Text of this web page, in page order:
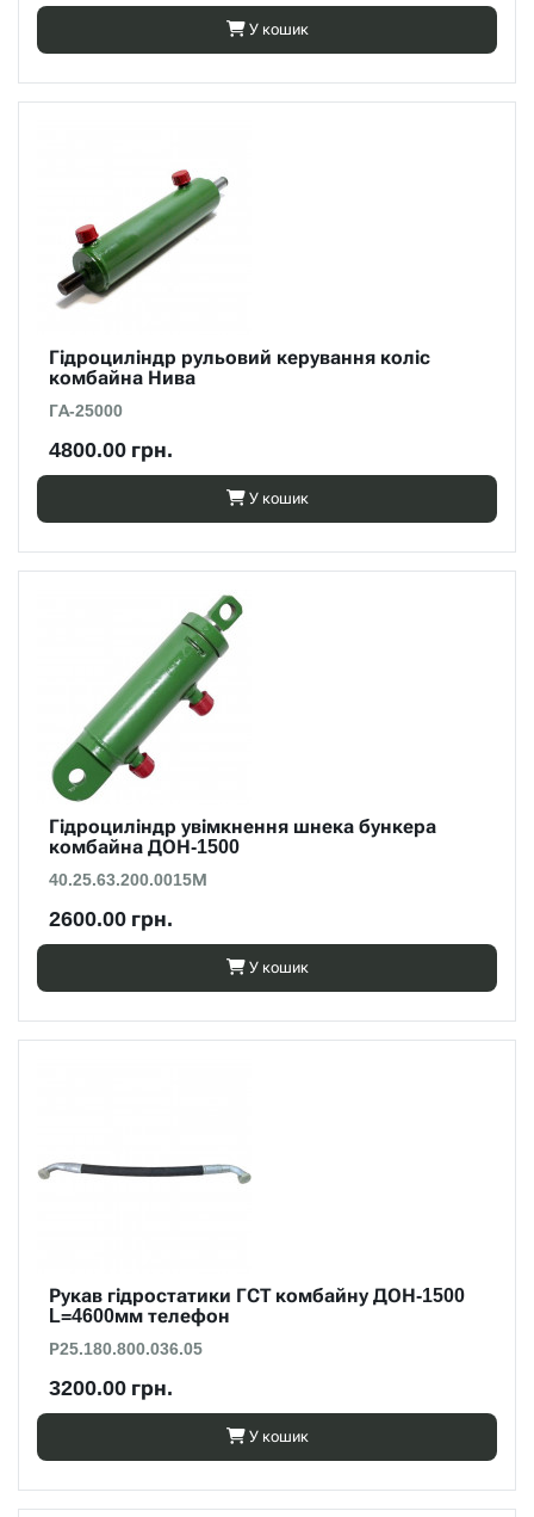
У кошик
Гідроциліндр рульовий керування коліс
комбайна Нива
ГА-25000
4800.00 грн.
У кошик
Гідроциліндр увімкнення шнека бункера
комбайна ДОН-1500
40.25.63.200.0015М
2600.00 грн.
У кошик
Рукав гідростатики ГСТ комбайну ДОН-1500
L=4600мм телефон
Р25.180.800.036.05
3200.00 грн.
У кошик